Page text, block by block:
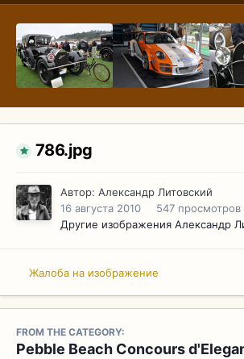
786.jpg
Автор: Александр Литовский
16 августа 2010
547 просмотров
Другие изображения Александр
Жалоба на изображение
FROM THE CATEGORY:
Pebble Beach Concours